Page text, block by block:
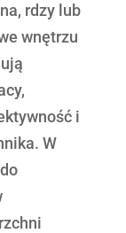
rdzy lub
wnętrzu
i
W